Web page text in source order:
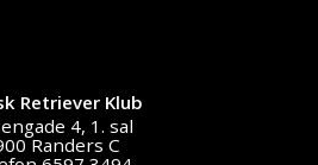
Retriever Klub
4, 1. sal
Randers C